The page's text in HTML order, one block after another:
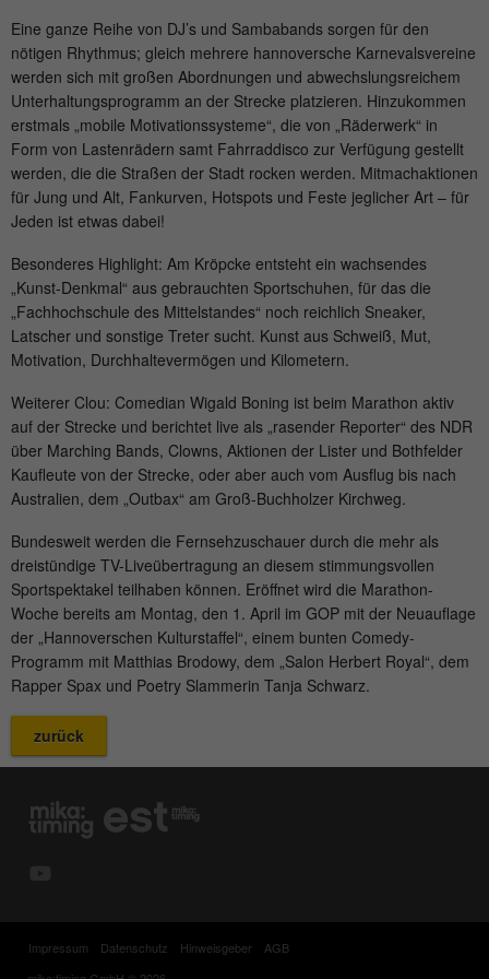
Eine ganze Reihe von DJ’s und Sambabands sorgen für den
nötigen Rhythmus; gleich mehrere hannoversche Karnevalsvereine
werden sich mit großen Abordnungen und abwechslungsreichem
Unterhaltungsprogramm an der Strecke platzieren. Hinzukommen
erstmals „mobile Motivationssysteme“, die von „Räderwerk“ in
Form von Lastenrädern samt Fahrraddisco zur Verfügung gestellt
werden, die die Straßen der Stadt rocken werden. Mitmachaktionen
für Jung und Alt, Fankurven, Hotspots und Feste jeglicher Art – für
Jeden ist etwas dabei!
Besonderes Highlight: Am Kröpcke entsteht ein wachsendes
„Kunst-Denkmal“ aus gebrauchten Sportschuhen, für das die
„Fachhochschule des Mittelstandes“ noch reichlich Sneaker,
Latscher und sonstige Treter sucht. Kunst aus Schweiß, Mut,
Motivation, Durchhaltevermögen und Kilometern.
Weiterer Clou: Comedian Wigald Boning ist beim Marathon aktiv
auf der Strecke und berichtet live als „rasender Reporter“ des NDR
über Marching Bands, Clowns, Aktionen der Lister und Bothfelder
Kaufleute von der Strecke, oder aber auch vom Ausflug bis nach
Australien, dem „Outbax“ am Groß-Buchholzer Kirchweg.
Bundesweit werden die Fernsehzuschauer durch die mehr als
dreistündige TV-Liveübertragung an diesem stimmungsvollen
Sportspektakel teilhaben können. Eröffnet wird die Marathon-
Woche bereits am Montag, den 1. April im GOP mit der Neuauflage
der „Hannoverschen Kulturstaffel“, einem bunten Comedy-
Programm mit Matthias Brodowy, dem „Salon Herbert Royal“, dem
Rapper Spax und Poetry Slammerin Tanja Schwarz.
zurück
Impressum Datenschutz Hinweisgeber
AGB
Laufzeit 1 Monat
Zweck
Speichert den Zustimmungsstatus des
Benutzers für Cookies auf der aktuellen
Domäne.
Name _pk_id#
Anbieter hk-net.de
Laufzeit 1 Jahr
Zweck
Erfasst Statistiken über Besuche des
Benutzers auf der Website, wie z. B. die
Anzahl der Besuche, durchschnittliche
Verweildauer auf der Website und welche
Seiten gelesen wurden.
Name MATOMO_SESSID
Anbieter stats.hk-net.de
Laufzeit Session
Wird von Matomo genutzt, um
Sitzung nachzuverfolgen.
Name _ga
Anbieter Google Analytics
Laufzeit
Dieses Cookie wird von Google Analytics
Besucher-, Sitzungs- und
anonym und weisen eine randoly